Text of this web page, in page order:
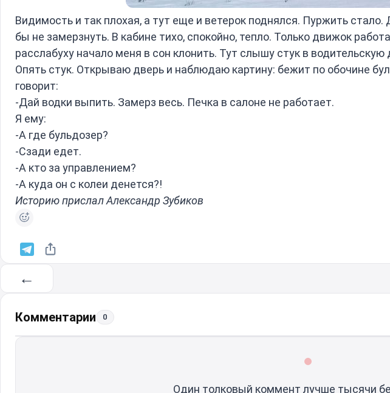
Видимость и так плохая, а тут еще и ветерок поднялся. Пуржить
бы не замерзнуть. В кабине тихо, спокойно, тепло. Только движок
расслабуху начало меня в сон клонить. Тут слышу стук в
Опять стук. Открываю дверь и наблюдаю картину: бежит по обочине
говорит:
-Дай водки выпить. Замерз весь. Печка в салоне не работает.
Я ему:
-А где бульдозер?
-Сзади едет.
-А кто за управлением?
-А куда он с колеи денется?!
Историю прислал Александр Зубиков
←
Комментарии 0
Один толковый коммент лучше тысячи